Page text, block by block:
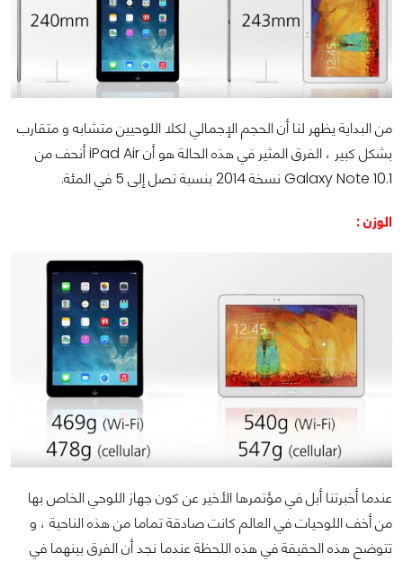
من البداية يظهر لنا أن الحجم الإجمالي لكلا اللوحيين متشابه و متقارب
بشكل كبير ، الفرق المثير في هذه الحالة هو أنiPad Airأنحف من
Galaxy Note 10.1 نسخة 2014 بنسبة تصل إلى 5 في المئة.
الوزن :
عندما أخبرتنا أبل في مؤتمرها الأخير عن كون جهاز اللوحي الخاص بها
من أخف اللوحيات في العالم كانت صادقة تماما من هذه الناحية ، و
تتوضح هذه الحقيقة في هذه اللحظة عندما نجد أن الفرق بينهما في